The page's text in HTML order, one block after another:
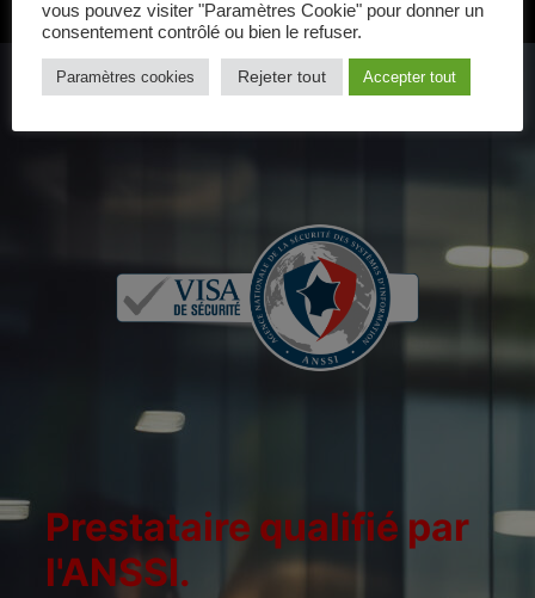
Prestataire qualifié par
l'ANSSI.
vous pouvez visiter "Paramètres Cookie" pour donner un
consentement contrôlé ou bien le refuser.
Paramètres cookies Rejeter tout Accepter tout